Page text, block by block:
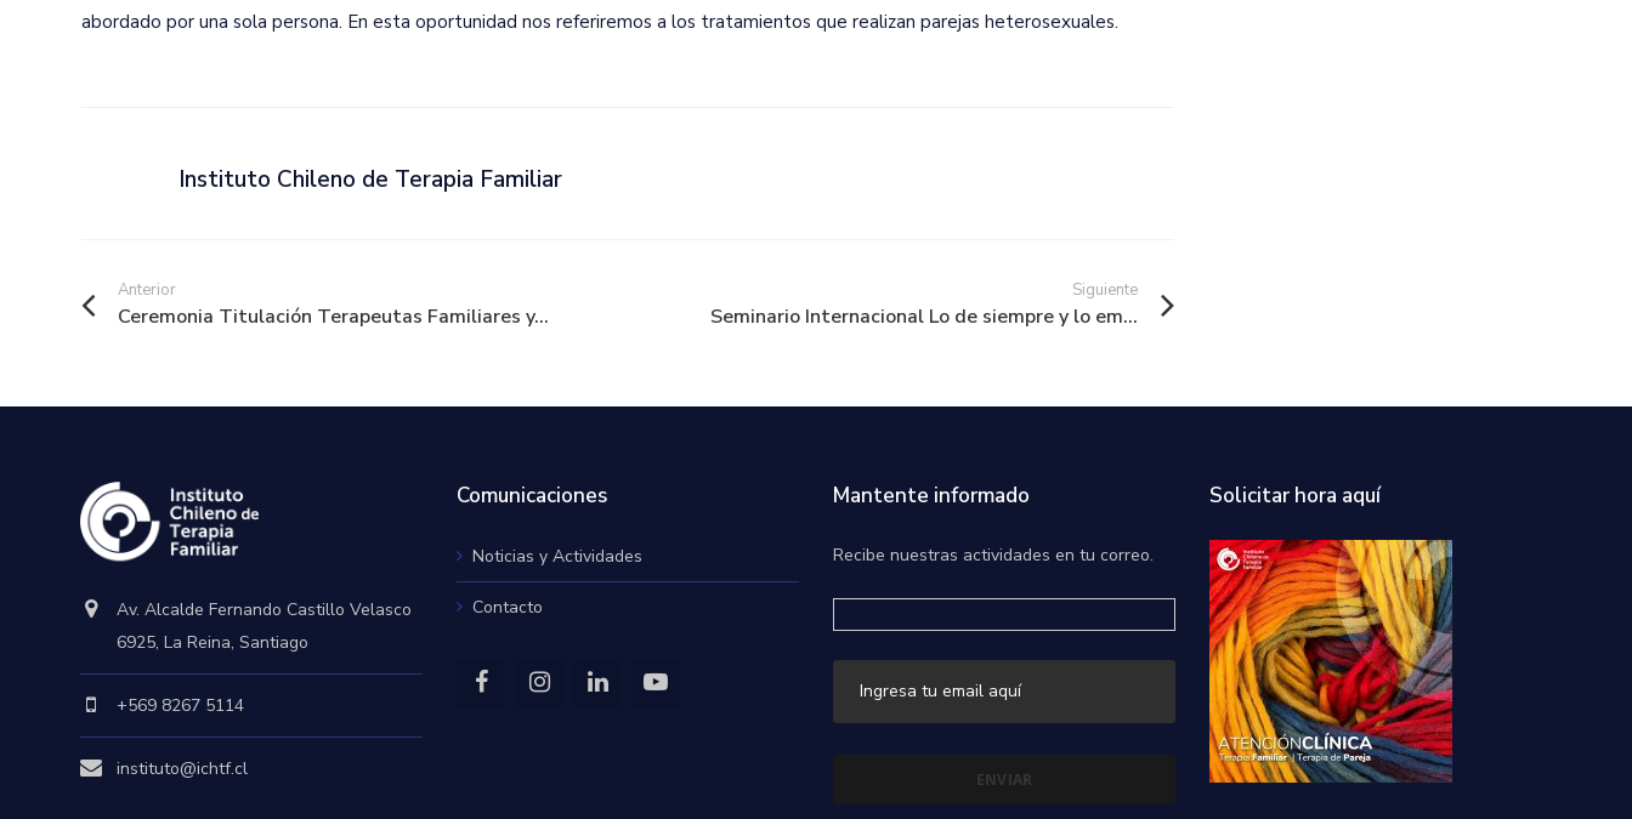
abordado por una sola persona. En esta oportunidad nos referiremos a los tratamientos que realizan parejas heterosexuales.
Instituto Chileno de Terapia Familiar
Anterior
Ceremonia Titulación Terapeutas Familiares y...
Siguiente
Seminario Internacional Lo de siempre y lo em...
Av. Alcalde Fernando Castillo Velasco
6925, La Reina, Santiago
+569 8267 5114
instituto@ichtf.cl
Comunicaciones
Noticias y Actividades
Contacto
Mantente informado
Recibe nuestras actividades en tu correo.
Solicitar hora aquí